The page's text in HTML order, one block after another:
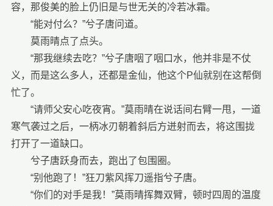
容，那俊美的脸上仍旧是与世无关的冷若冰霜。
“能对付么？”兮子唐问道。
莫雨晴点了点头。
“那我继续去吃？”兮子唐咽了咽口水，他并非是不仗
义，而是这么多人，还都是金仙，他这个P仙就别在这帮倒
忙了。
“请师父安心吃夜宵。”莫雨晴在说话间右臂一甩，一道
寒气袭过之后，一柄冰刃朝着斜后方迸射而去，将这围拢
打开了一道缺口。
兮子唐跃身而去，跑出了包围圈。
“别他跑了！”狂刀紫风挥刀遥指兮子唐。
“你们的对手是我！”莫雨晴挥舞双臂，顿时四周的温度